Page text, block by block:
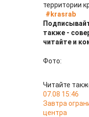
территории
#krasrab
также -
читайте и
Фото:
Читайте
07.08 15:46
Завтра
центра